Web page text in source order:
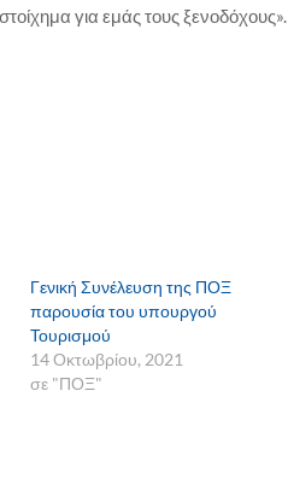
για εμάς τους ξενοδόχους».
Γενική Συνέλευση της ΠΟΞ
παρουσία του υπουργού
Τουρισμού
14 Οκτωβρίου, 2021
σε "ΠΟΞ"